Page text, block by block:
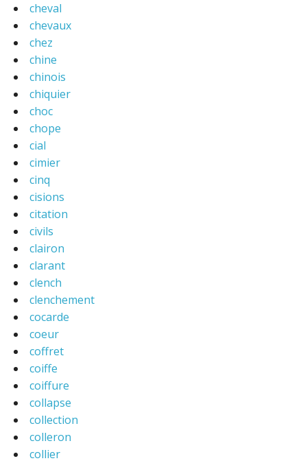
cheval
chevaux
chez
chine
chinois
chiquier
choc
chope
cial
cimier
cinq
cisions
citation
civils
clairon
clarant
clench
clenchement
cocarde
coeur
coffret
coiffe
coiffure
collapse
collection
colleron
collier